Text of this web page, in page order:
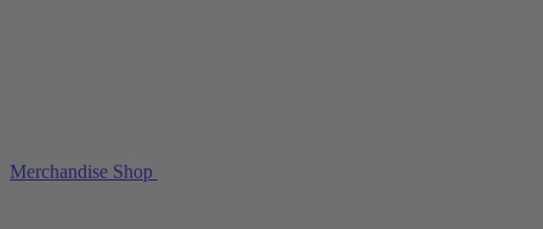
Merchandise Shop